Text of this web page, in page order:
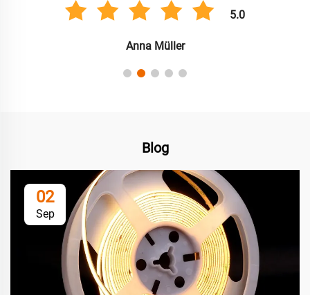
5.0
Anna Müller
Blog
02
Sep